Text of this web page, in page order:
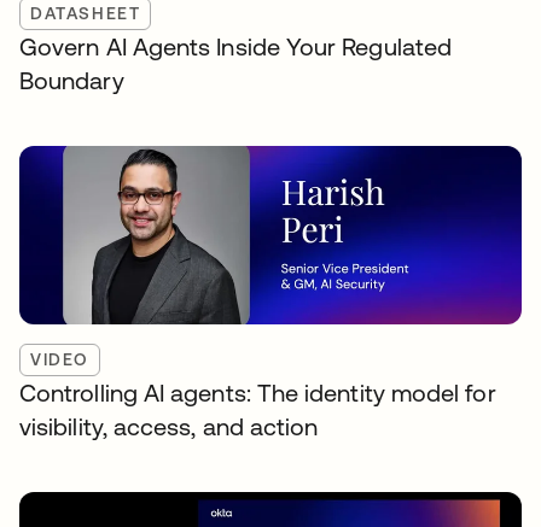
DATASHEET
Govern AI Agents Inside Your Regulated
Boundary
VIDEO
Controlling AI agents: The identity model for
visibility, access, and action